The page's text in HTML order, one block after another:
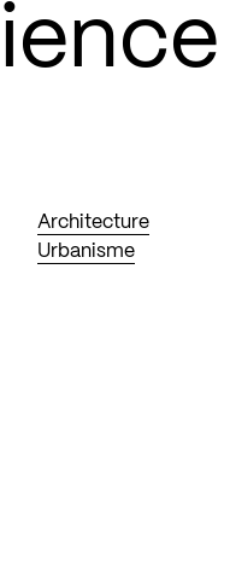
Architecture
Urbanisme